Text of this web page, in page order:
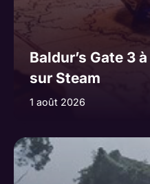
Baldur’s Gate 3
sur Steam
1 août 2026